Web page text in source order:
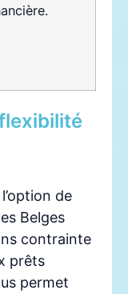
de
Belges
contrainte
prêts
permet